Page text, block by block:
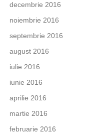
decembrie 2016
noiembrie 2016
septembrie 2016
august 2016
iulie 2016
iunie 2016
aprilie 2016
martie 2016
februarie 2016